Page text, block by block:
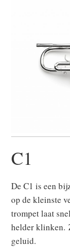
C1
De C1 is een
op de kleinste
trompet laat
helder klinken.
geluid.